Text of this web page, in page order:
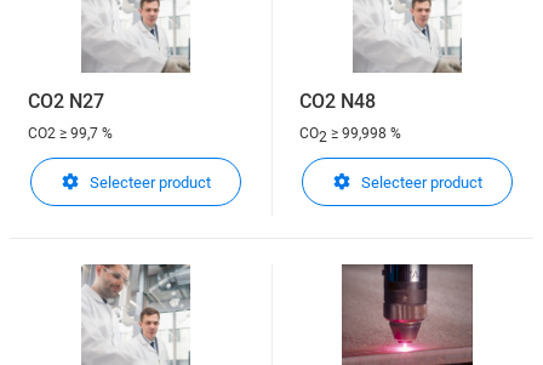
CO2 N27
CO2 ≥ 99,7 %
Selecteer product
CO2 N48
CO2 ≥ 99,998 %
Selecteer product